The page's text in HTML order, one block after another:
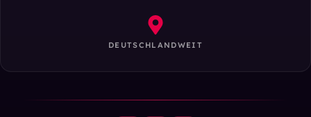
DEUTSCHLANDWEIT